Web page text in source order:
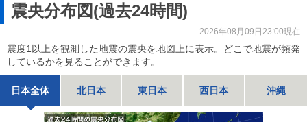
震央分布図(過去24時間)
2026年08月09日23:00現在
震度1以上を観測した地震の震央を地図上に表示。どこで地震が頻発
しているかを見ることができます。
日本全体 北日本 東日本 西日本 沖縄